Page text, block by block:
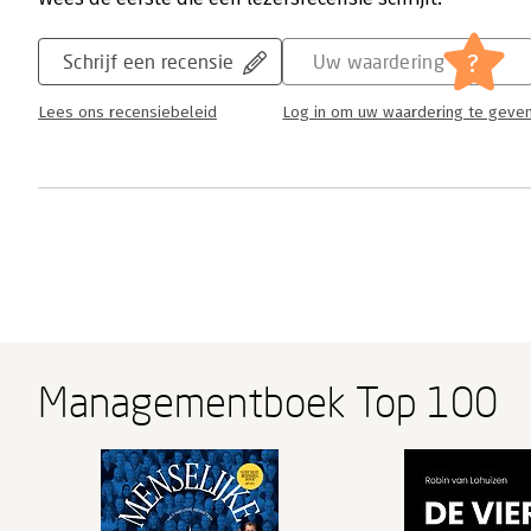
Schrijf een recensie
Lees ons recensiebeleid
Uw waardering ?
Log in om uw waardering te
Managementboek Top 100